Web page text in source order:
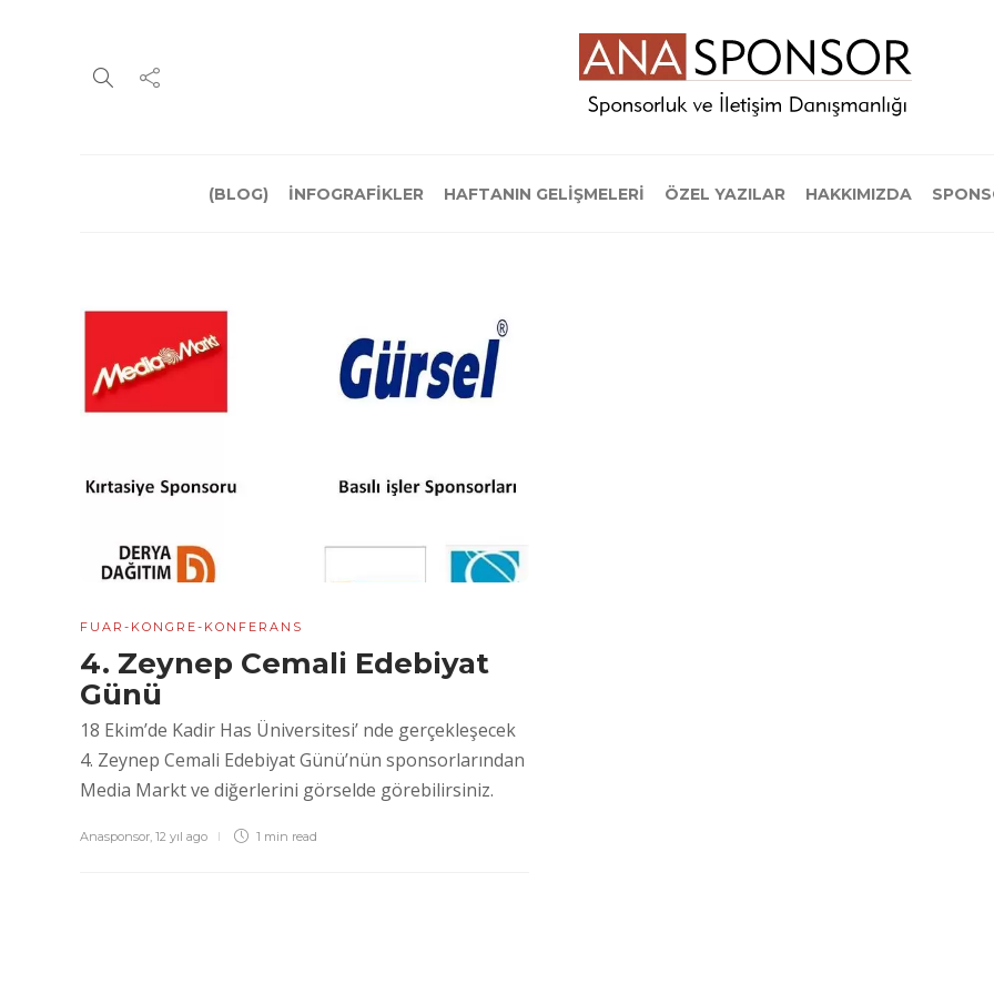
(BLOG) İNFOGRAFİKLER HAFTANIN GELİŞMELERİ ÖZEL YAZILAR HAKKIMIZDA
FUAR-KONGRE-KONFERANS
4. Zeynep Cemali Edebiyat
Günü
18 Ekim’de Kadir Has Üniversitesi’ nde gerçekleşecek
4. Zeynep Cemali Edebiyat Günü’nün sponsorlarından
Media Markt ve diğerlerini görselde görebilirsiniz.
Anasponsor, 12 yıl ago 1 min read